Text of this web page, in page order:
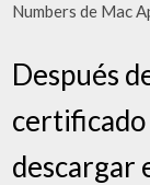
Numbers de Mac
Después
certificado
descargar